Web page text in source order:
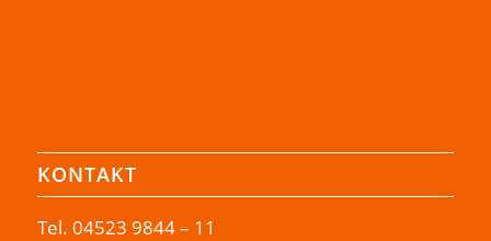
KONTAKT
Tel. 04523 9844 – 11